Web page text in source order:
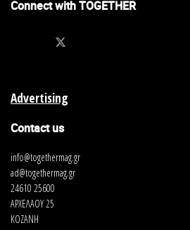
Connect with TOGETHER
Advertising
Contact us
info@togethermag.gr
ad@togethermag.gr
24610 25600
ΑΡΧΕΛΑΟΥ 25
ΚΟΖΑΝΗ